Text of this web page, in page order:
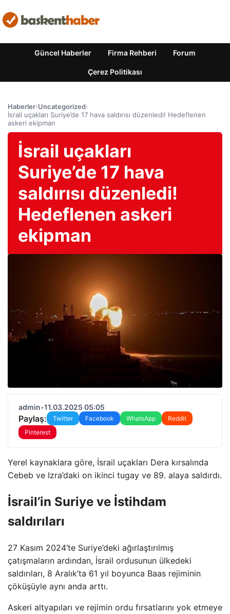
Güncel Haberler Firma Rehberi Forum
Çerez Politikası
Haberler›Uncategorized›
İsrail uçakları Suriye’de 17 hava saldırısı düzenledi! Hedeflenen
askeri ekipman
İsrail uçakları
Suriye’de 17 hava
saldırısı düzenledi!
Hedeflenen askeri
ekipman
admin•11.03.2025 05:05
Paylaş: Twitter Facebook WhatsApp
Reddit
Pinterest
Yerel kaynaklara göre, İsrail uçakları Dera kırsalında
Cebeb ve Izra’daki on ikinci tugay ve 89. alaya saldırdı.
İsrail’in Suriye ve İstihdam
saldırıları
27 Kasım 2024’te Suriye’deki ağırlaştırılmış
çatışmaların ardından, İsrail ordusunun ülkedeki
saldırıları, 8 Aralık’ta 61 yıl boyunca Baas rejiminin
çöküşüyle ​​aynı anda arttı.
Askeri altyapıları ve rejimin ordu fırsatlarını yok etmeye